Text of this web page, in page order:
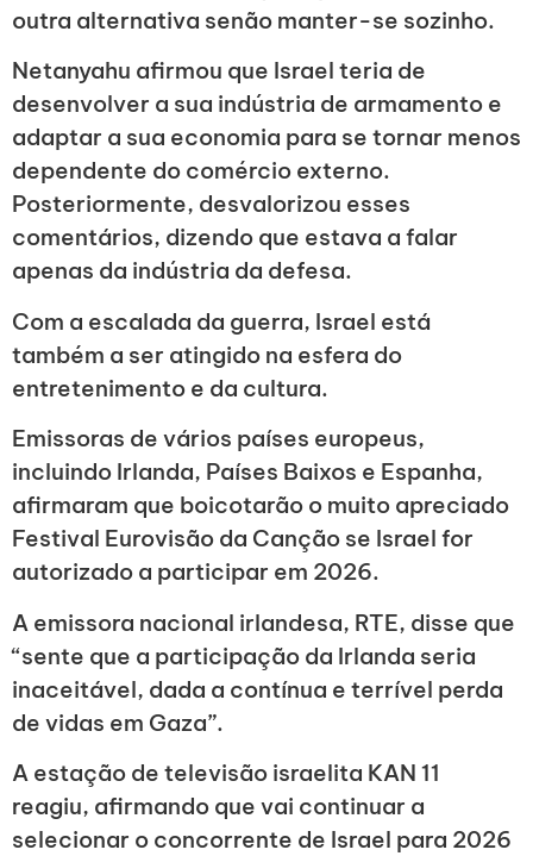
outra alternativa senão manter-se sozinho.
Netanyahu afirmou que Israel teria de
desenvolver a sua indústria de armamento e
adaptar a sua economia para se tornar menos
dependente do comércio externo.
Posteriormente, desvalorizou esses
comentários, dizendo que estava a falar
apenas da indústria da defesa.
Com a escalada da guerra, Israel está
também a ser atingido na esfera do
entretenimento e da cultura.
Emissoras de vários países europeus,
incluindo Irlanda, Países Baixos e Espanha,
afirmaram que boicotarão o muito apreciado
Festival Eurovisão da Canção se Israel for
autorizado a participar em 2026.
A emissora nacional irlandesa, RTE, disse que
“sente que a participação da Irlanda seria
inaceitável, dada a contínua e terrível perda
de vidas em Gaza”.
A estação de televisão israelita KAN 11
reagiu, afirmando que vai continuar a
selecionar o concorrente de Israel para 2026